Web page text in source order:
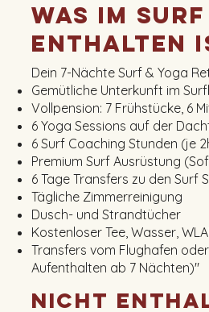
Was im
enthalten
Dein 7-Nächte Surf & Yoga
Gemütliche Unterkunft im
Vollpension: 7 Frühstücke, 6
6 Yoga Sessions auf der
6 Surf Coaching Stunden (je
Premium Surf Ausrüstung
6 Tage Transfers zu den Surf
Tägliche Zimmerreinigung
Dusch- und Strandtücher
Kostenloser Tee, Wasser,
Transfers vom Flughafen
Aufenthalten ab 7 Nächten)"
Nicht